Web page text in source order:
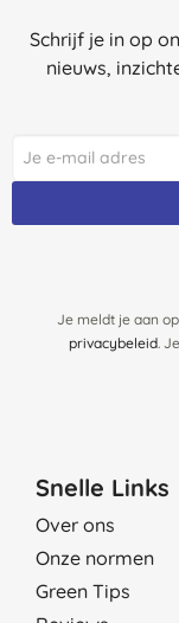
Schrijf je in op
nieuws,
Je meldt je aan
privacybeleid.
Snelle Links
Over ons
Onze normen
Green Tips